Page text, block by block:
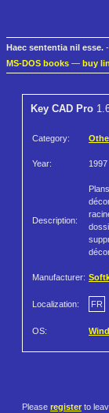
Haec sententia nil esse.
MS-DOS books — buy
Key CAD Pro
Category:
Year: 1997
Description:
Manufacturer:
Localization: FR
OS:
Please register to